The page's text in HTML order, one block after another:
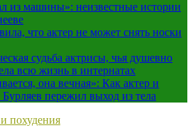
из машины»: неизвестные истории
что актер не может снять носки
судьба актрисы, чья душевно
всю жизнь в интернатах
она вечная»: Как актер и
пережил выход из тела
похудения